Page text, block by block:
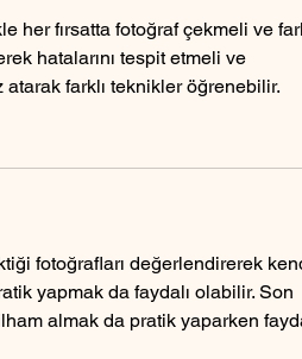
her fırsatta fotoğraf çekmeli ve
hatalarını tespit etmeli ve
atarak farklı teknikler öğrenebilir.
fotoğrafları değerlendirerek
yapmak da faydalı olabilir. Son
almak da pratik yaparken